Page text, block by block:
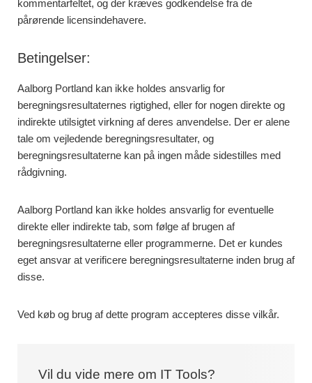
kommentarfeltet, og der kræves godkendelse fra de
pårørende licensindehavere.
Betingelser:
Aalborg Portland kan ikke holdes ansvarlig for
beregningsresultaternes rigtighed, eller for nogen direkte og
indirekte utilsigtet virkning af deres anvendelse. Der er alene
tale om vejledende beregningsresultater, og
beregningsresultaterne kan på ingen måde sidestilles med
rådgivning.
Aalborg Portland kan ikke holdes ansvarlig for eventuelle
direkte eller indirekte tab, som følge af brugen af
beregningsresultaterne eller programmerne. Det er kundes
eget ansvar at verificere beregningsresultaterne inden brug af
disse.
Ved køb og brug af dette program accepteres disse vilkår.
Vil du vide mere om IT Tools?